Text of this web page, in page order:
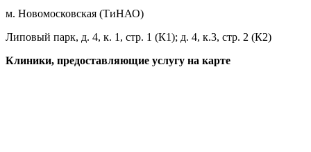
м. Новомосковская (ТиНАО)
Липовый парк, д. 4, к. 1, стр. 1 (К1); д. 4, к.3, стр. 2 (К2)
Клиники, предоставляющие услугу на карте